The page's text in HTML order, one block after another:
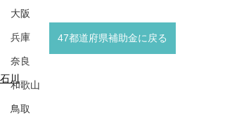
大阪
兵庫
奈良
和歌山
鳥取
47都道府県補助金に戻る
石川